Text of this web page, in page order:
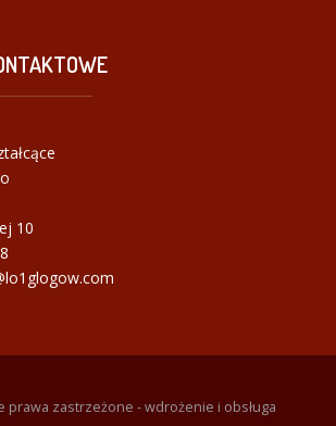
10
prawa zastrzeżone - wdrożenie i obsługa